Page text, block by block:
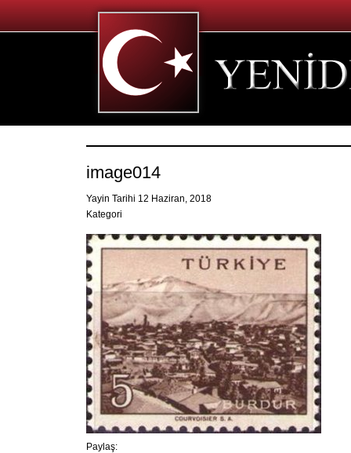
image014
Yayin Tarihi 12 Haziran, 2018
Kategori
Paylaş: